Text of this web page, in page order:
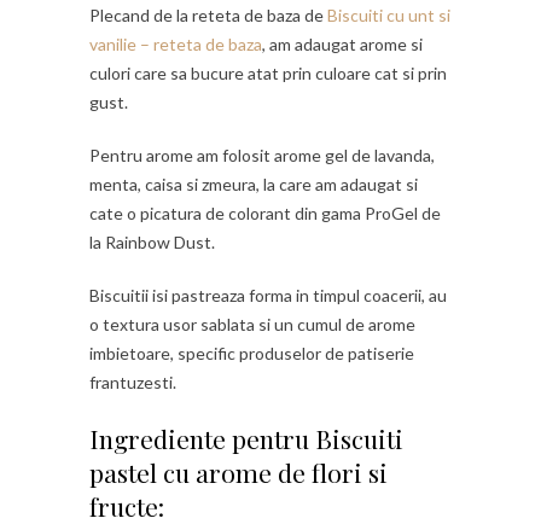
Plecand de la reteta de baza deBiscuiti cu unt si
vanilie – reteta de baza, am adaugat arome si
culori care sa bucure atat prin culoare cat si prin
gust.
Pentru arome am folosit arome gel de lavanda,
menta, caisa si zmeura, la care am adaugat si
cate o picatura de colorant din gama ProGel de
la Rainbow Dust.
Biscuitii isi pastreaza forma in timpul coacerii, au
o textura usor sablata si un cumul de arome
imbietoare, specific produselor de patiserie
frantuzesti.
Ingrediente pentru Biscuiti
pastel cu arome de flori si
fructe: